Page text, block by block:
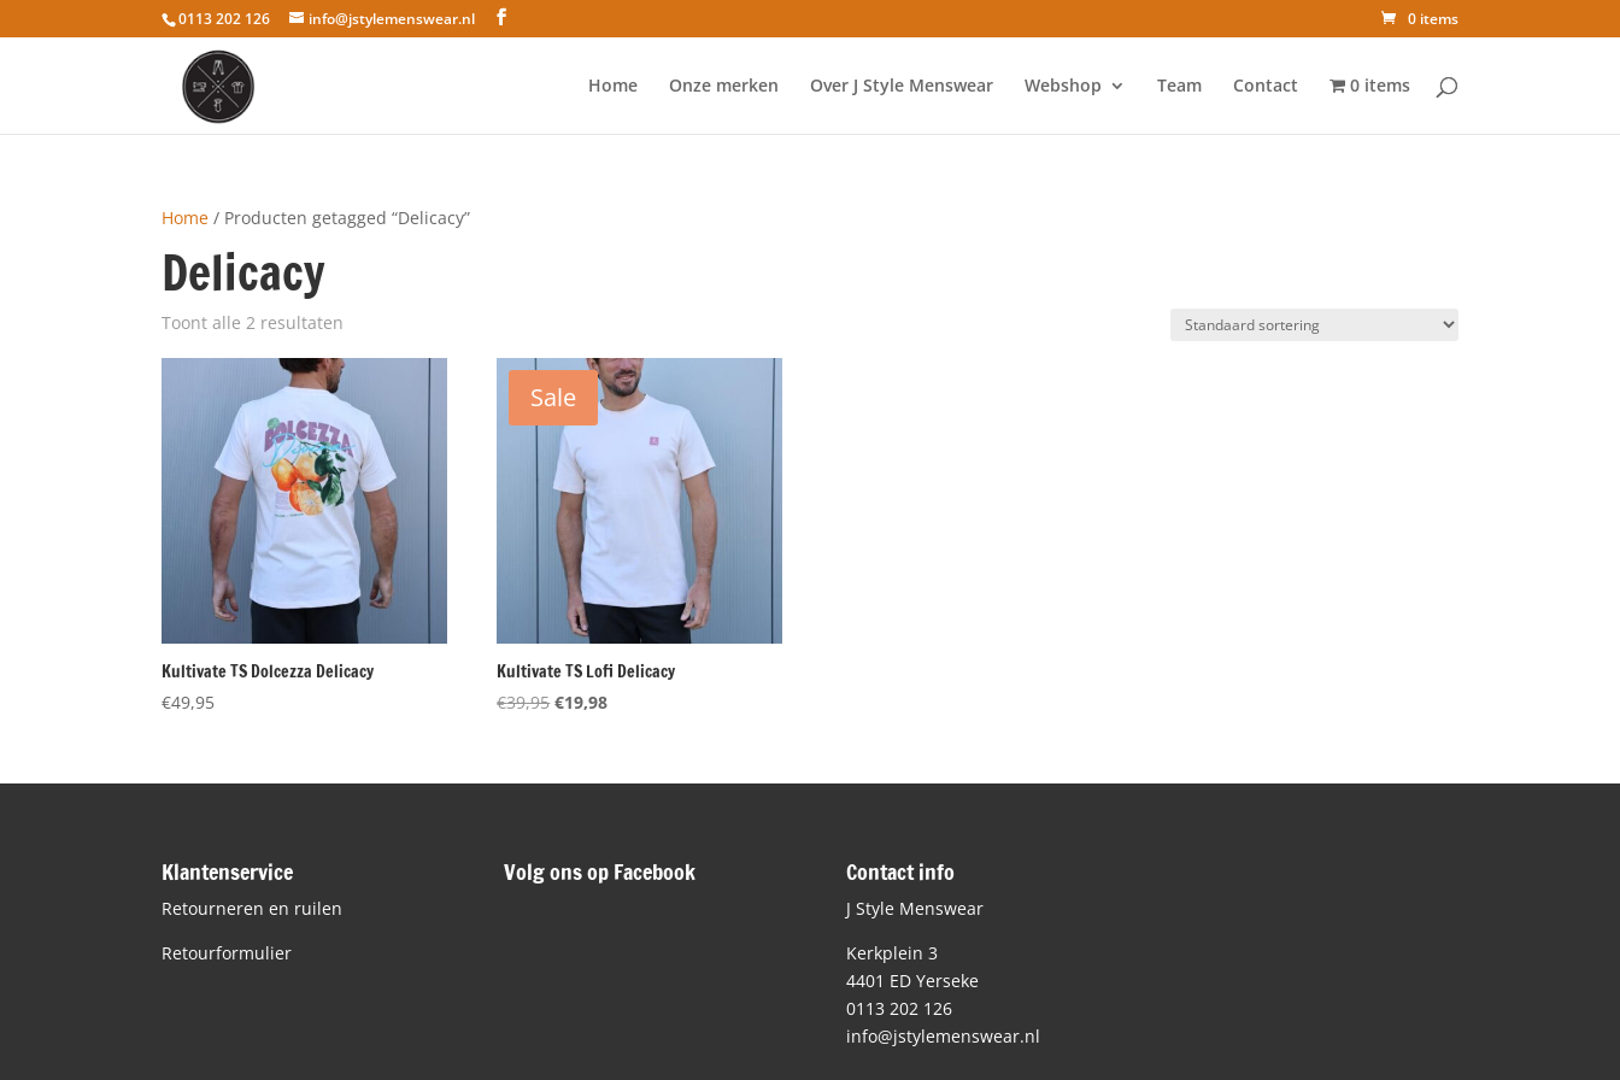
0113 202 126 info@jstylemenswear.nl 0 items
Home Onze merken Over J Style Menswear Webshop Team Contact 0 items
Home / Producten getagged “Delicacy”
Delicacy
Toont alle 2 resultaten
Kultivate TS Dolcezza Delicacy
€49,95
Sale
Kultivate TS Lofi Delicacy
€39,95Oorspronkelijke
€39,95.
€19,98Huidige
€19,98.
Klantenservice
Retourneren en ruilen
Retourformulier
Volg ons op Facebook Contact info
J Style Menswear
Kerkplein 3
4401 ED Yerseke
0113 202 126
info@jstylemenswear.nl